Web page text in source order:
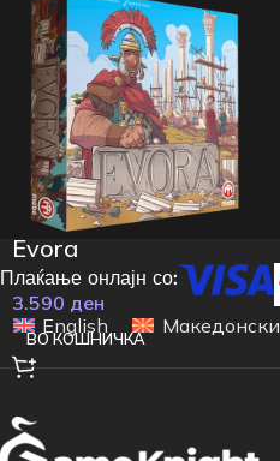
Evora
3.590 ден
ВО КОШНИЧКА
Плаќање онлајн со:
English
Македонски